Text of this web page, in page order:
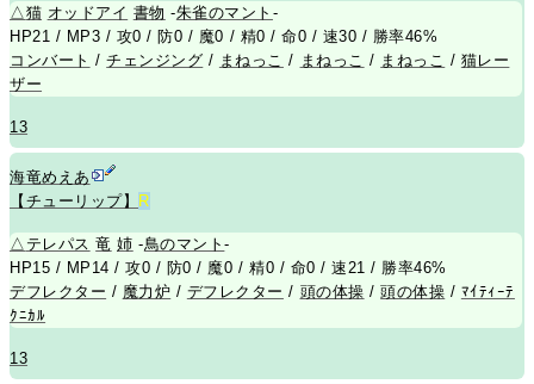
△猫 オッドアイ 書物 -朱雀のマント -
HP21 / MP3 / 攻0 / 防0 / 魔0 / 精0 / 命0 / 速30 / 勝率46%
コンバート /チェンジング / まねっこ / まねっこ / まねっこ / 猫レー
ザー
13
海竜めえあ
【チューリップ】 R
△ テレパス 竜 姉 -鳥のマント-
HP15 / MP14 / 攻0 / 防0 / 魔0 / 精0 / 命0 / 速21 / 勝率46%
デフレクター / 魔力炉 / デフレクター / 頭の体操 /頭の体操 / ﾏｲﾃｨｰﾃ
ｸﾆｶﾙ
13